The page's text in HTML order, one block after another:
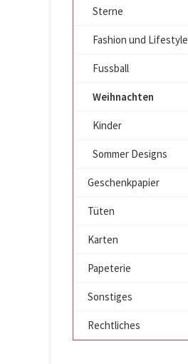
Sterne
Fashion und Lifestyle
Fussball
Weihnachten
Kinder
Sommer Designs
Geschenkpapier
Tüten
Karten
Papeterie
Sonstiges
Rechtliches